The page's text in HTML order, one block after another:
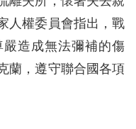
人權委員會指出，戰
造成無法彌補的傷
蘭，遵守聯合國各項